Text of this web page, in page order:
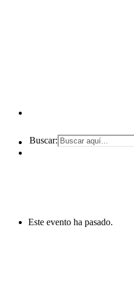
Buscar:
Este evento ha pasado.